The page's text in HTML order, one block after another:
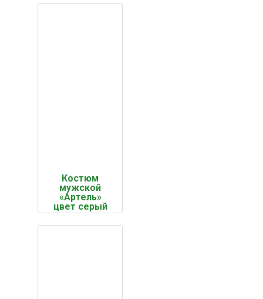
Костюм
мужской
«Артель»
цвет серый